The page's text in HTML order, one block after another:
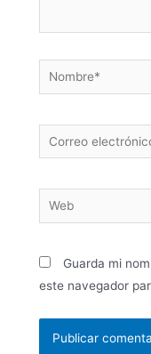
Guarda mi
este navegador